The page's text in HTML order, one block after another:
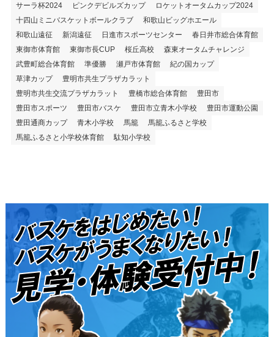
サーラ杯2024
ピンクデビルズカップ
ロケットオータムカップ2024
十四山ミニバスケットボールクラブ
和歌山ビッグホエール
和歌山遠征
新潟遠征 日進市スポーツセンター
春日井市総合体育館
東御市体育館
東御市長CUP 桜丘高校
森東オータムチャレンジ
武豊町総合体育館
準優勝 瀬戸市体育館
紀の国カップ
草津カップ
豊明市共生プラザカラット
豊明市共生交流プラザカラット
豊橋市総合体育館
豊田市
豊田市スポーツ
豊田市バスケ 豊田市立青木小学校
豊田市運動公園
豊田通商カップ
青木小学校 馬籠
馬籠ふるさと学校
馬籠ふるさと小学校体育館
駄知小学校